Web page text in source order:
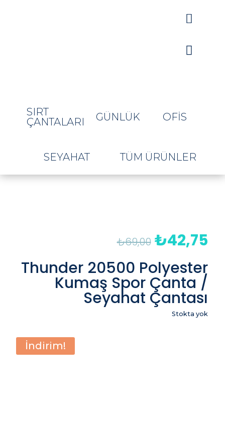


SIRT
ÇANTALARI
GÜNLÜK OFIS
SEYAHAT TÜM ÜRÜNLER
₺69,00 Orijinal
fiyat:
₺69,00.
₺42,75Şu
Thunder 20500 Polyester
Kumaş Spor Çanta /
Seyahat Çantası
Stokta yok
İndirim!